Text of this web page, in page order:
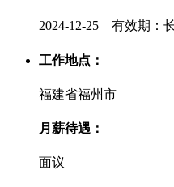
2024-12-25 有效期：
工作地点：
福建省福州市
月薪待遇：
面议